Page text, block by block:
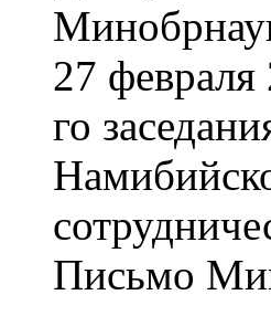
27
го
Письмо